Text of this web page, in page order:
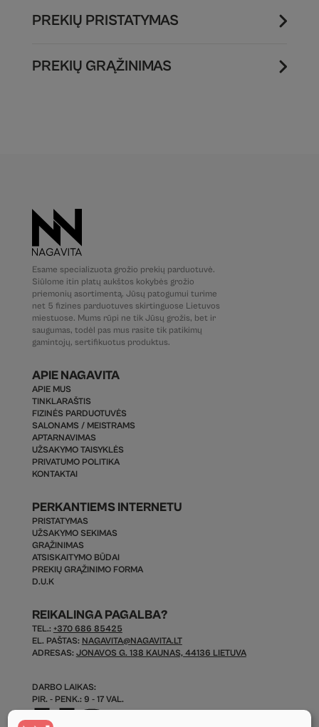
PREKIŲ PRISTATYMAS
PREKIŲ GRĄŽINIMAS
Esame specializuota grožio prekių parduotuvė.
Siūlome itin platų aukštos kokybės grožio
priemonių asortimentą. Jūsų patogumui turime
net 5 fizines parduotuves skirtinguose Lietuvos
miestuose. Mums rūpi ne tik Jūsų grožis, bet ir
saugumas, todėl pas mus rasite tik patikimų
gamintojų, sertifikuotus produktus.
APIE NAGAVITA
APIE MUS
TINKLARAŠTIS
FIZINĖS PARDUOTUVĖS
SALONAMS / MEISTRAMS
APTARNAVIMAS
UŽSAKYMO TAISYKLĖS
PRIVATUMO POLITIKA
KONTAKTAI
PERKANTIEMS INTERNETU
PRISTATYMAS
UŽSAKYMO SEKIMAS
GRĄŽINIMAS
ATSISKAITYMO BŪDAI
PREKIŲ GRĄŽINIMO FORMA
D.U.K
REIKALINGA PAGALBA?
TEL.: +370 686 85425
EL. PAŠTAS: NAGAVITA@NAGAVITA.LT
ADRESAS: JONAVOS G. 138 KAUNAS, 44136 LIETUVA
DARBO LAIKAS:
PIR. - PENK.: 9 - 17 VAL.